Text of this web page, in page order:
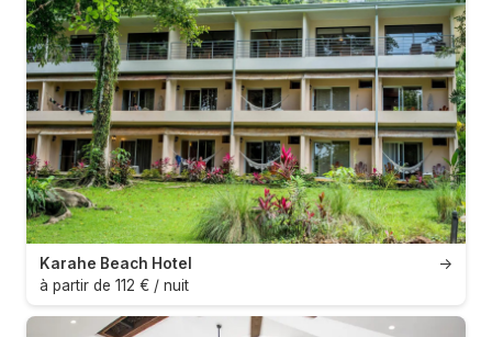
→
Karahe Beach Hotel
à partir de 112 € / nuit